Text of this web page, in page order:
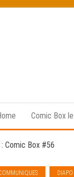
Comic Box
Comic Box #56
DIAPO